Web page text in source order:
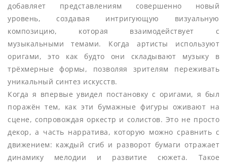
добавляет представлениям совершенно новый
уровень, создавая интригующую визуальную
композицию, которая взаимодействует с
музыкальными темами. Когда артисты используют
оригами, это как будто они складывают музыку в
трёхмерные формы, позволяя зрителям переживать
уникальный синтез искусств.
Когда я впервые увидел постановку с оригами, я был
поражён тем, как эти бумажные фигуры оживают на
сцене, сопровождая оркестр и солистов. Это не просто
декор, а часть нарратива, которую можно сравнить с
движением: каждый сгиб и разворот бумаги отражает
динамику мелодии и развитие сюжета. Такое